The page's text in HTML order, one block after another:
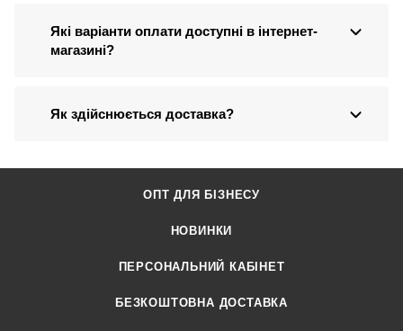
Які варіанти оплати доступні в інтернет-
магазині?
Як здійснюється доставка?
ОПТ ДЛЯ БІЗНЕСУ
НОВИНКИ
ПЕРСОНАЛЬНИЙ КАБІНЕТ
БЕЗКОШТОВНА ДОСТАВКА